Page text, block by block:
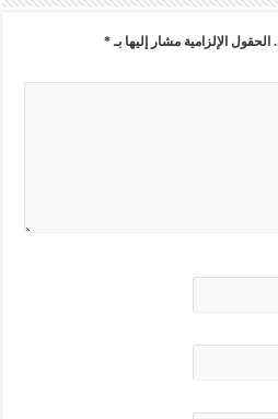
الحقول الإلزامية مشار إليها بـ*